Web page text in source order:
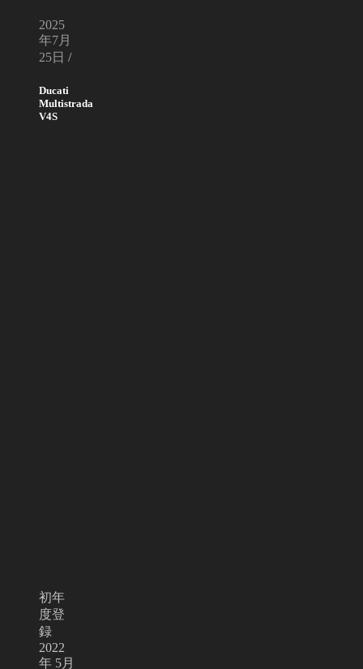
2025
年7月
25日 /
Ducati
Multistrada
V4S
初年
度登
録
2022
年 5月